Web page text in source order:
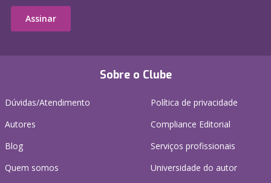
Sobre o Clube
Dúvidas/Atendimento
Autores
Blog
Quem somos
Política de privacidade
Compliance Editorial
Serviços profissionais
Universidade do autor
Assinar